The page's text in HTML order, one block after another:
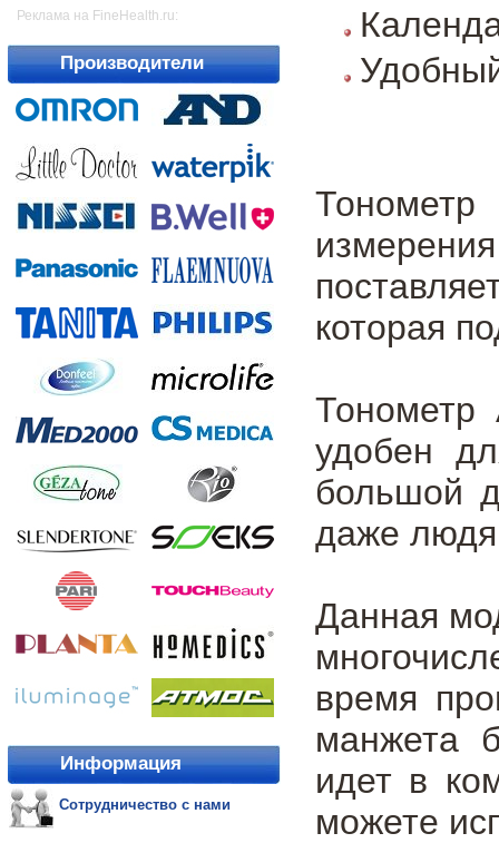
Реклама на FineHealth.ru:
Производители
Информация
Сотрудничество с нами
которая
Тонометр
удобен
большой
даже
Данная
время
манжета
идет в
можете